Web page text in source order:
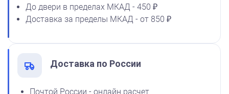
Спиртовая краска NORIS
флюоресцентная 25 мл
1100
До двери в пределах МКАД - 450 ₽
Доставка за пределы МКАД - от 850 ₽
Доставка по России
Почтой России - онлайн расчет